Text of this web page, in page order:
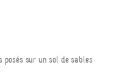
posés sur un sol de sables